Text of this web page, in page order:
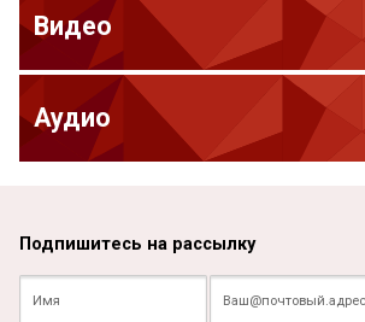
Видео
Аудио
Подпишитесь на рассылку